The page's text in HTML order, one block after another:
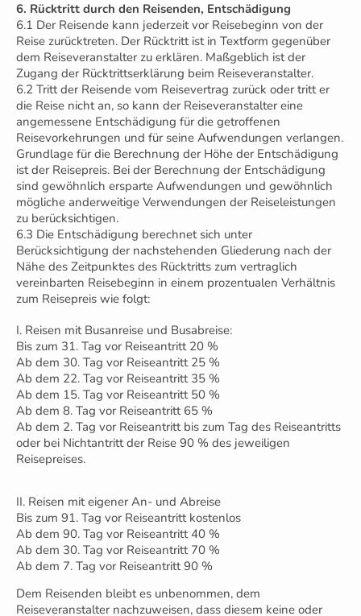
6. Rücktritt durch den Reisenden, Entschädigung
6.1 Der Reisende kann jederzeit vor Reisebeginn von der
Reise zurücktreten. Der Rücktritt ist in Textform gegenüber
dem Reiseveranstalter zu erklären. Maßgeblich ist der
Zugang der Rücktrittserklärung beim Reiseveranstalter.
6.2 Tritt der Reisende vom Reisevertrag zurück oder tritt er
die Reise nicht an, so kann der Reiseveranstalter eine
angemessene Entschädigung für die getroffenen
Reisevorkehrungen und für seine Aufwendungen verlangen.
Grundlage für die Berechnung der Höhe der Entschädigung
ist der Reisepreis. Bei der Berechnung der Entschädigung
sind gewöhnlich ersparte Aufwendungen und gewöhnlich
mögliche anderweitige Verwendungen der Reiseleistungen
zu berücksichtigen.
6.3 Die Entschädigung berechnet sich unter
Berücksichtigung der nachstehenden Gliederung nach der
Nähe des Zeitpunktes des Rücktritts zum vertraglich
vereinbarten Reisebeginn in einem prozentualen Verhältnis
zum Reisepreis wie folgt:
I. Reisen mit Busanreise und Busabreise:
Bis zum 31. Tag vor Reiseantritt 20 %
Ab dem 30. Tag vor Reiseantritt 25 %
Ab dem 22. Tag vor Reiseantritt 35 %
Ab dem 15. Tag vor Reiseantritt 50 %
Ab dem 8. Tag vor Reiseantritt 65 %
Ab dem 2. Tag vor Reiseantritt bis zum Tag des Reiseantritts
oder bei Nichtantritt der Reise 90 % des jeweiligen
Reisepreises.
II. Reisen mit eigener An- und Abreise
Bis zum 91. Tag vor Reiseantritt kostenlos
Ab dem 90. Tag vor Reiseantritt 40 %
Ab dem 30. Tag vor Reiseantritt 70 %
Ab dem 7. Tag vor Reiseantritt 90 %
Dem Reisenden bleibt es unbenommen, dem
Reiseveranstalter nachzuweisen, dass diesem keine oder